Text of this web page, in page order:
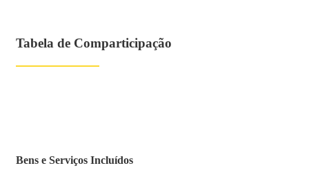
Tabela de Comparticipação
Bens e Serviços Incluídos